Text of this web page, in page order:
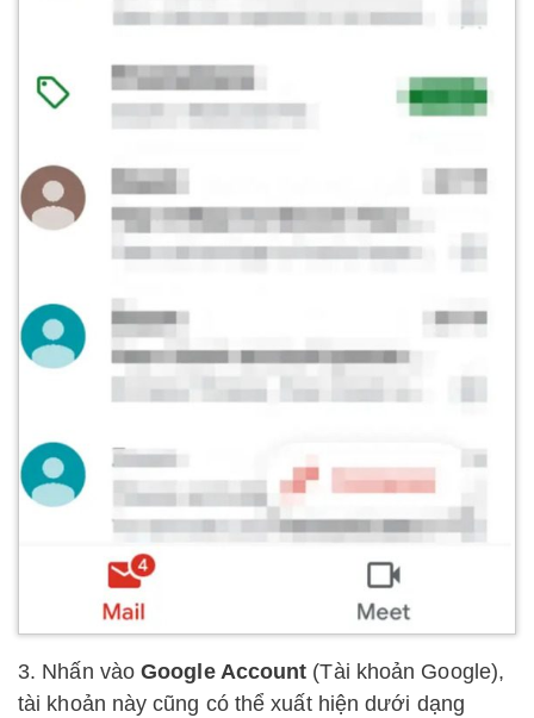
3. Nhấn vàoGoogle Account (Tài khoản Google),
tài khoản này cũng có thể xuất hiện dưới dạng